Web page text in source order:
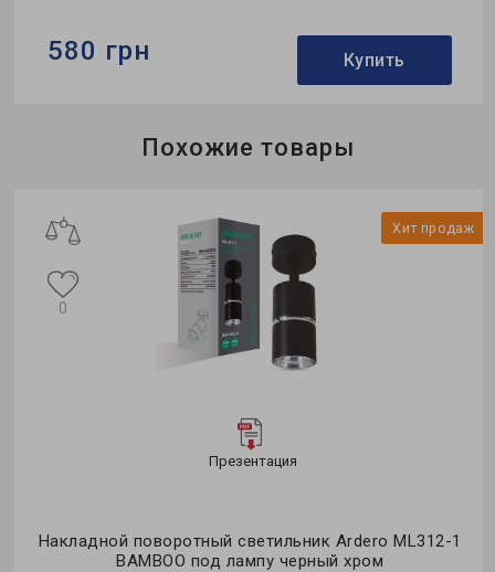
580 грн Купить
LedcoinПохожие товары
Хит продаж
Презентация
Накладной поворотный светильник Ardero ML312-1
BAMBOO под лампу черный хром
0